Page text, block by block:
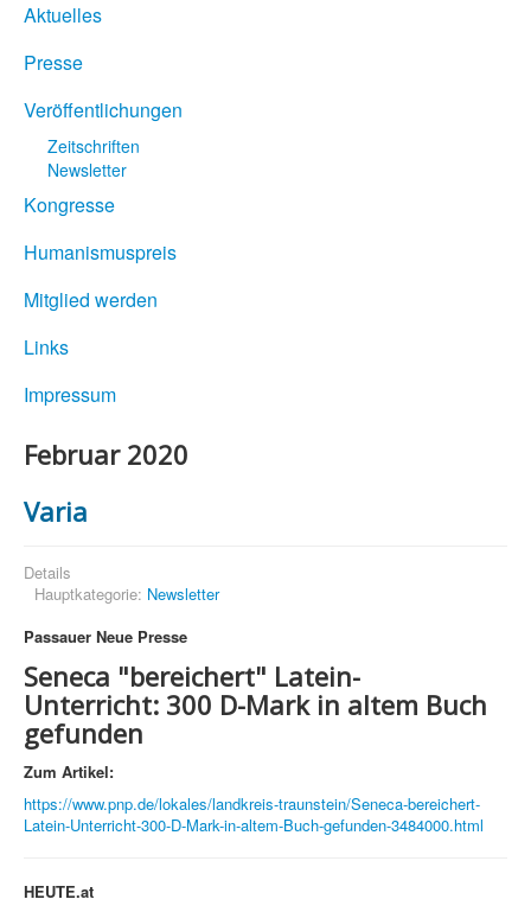
Aktuelles
Presse
Veröffentlichungen
Zeitschriften
Newsletter
Kongresse
Humanismuspreis
Mitglied werden
Links
Impressum
Februar 2020
Varia
Details
Hauptkategorie: Newsletter
Passauer Neue Presse
Seneca "bereichert" Latein-
Unterricht: 300 D-Mark in altem Buch
gefunden
Zum Artikel:
https://www.pnp.de/lokales/landkreis-traunstein/Seneca-bereichert-
Latein-Unterricht-300-D-Mark-in-altem-Buch-gefunden-3484000.html
HEUTE.at